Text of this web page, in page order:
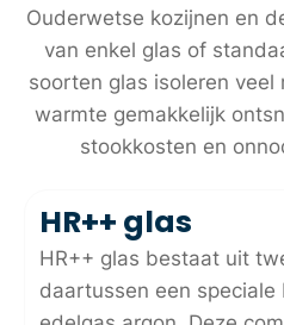
Ouderwetse kozijnen en
van enkel glas of
soorten glas isoleren
warmte gemakkelijk
stookkosten en
HR++ glas
HR++ glas bestaat uit
daartussen een